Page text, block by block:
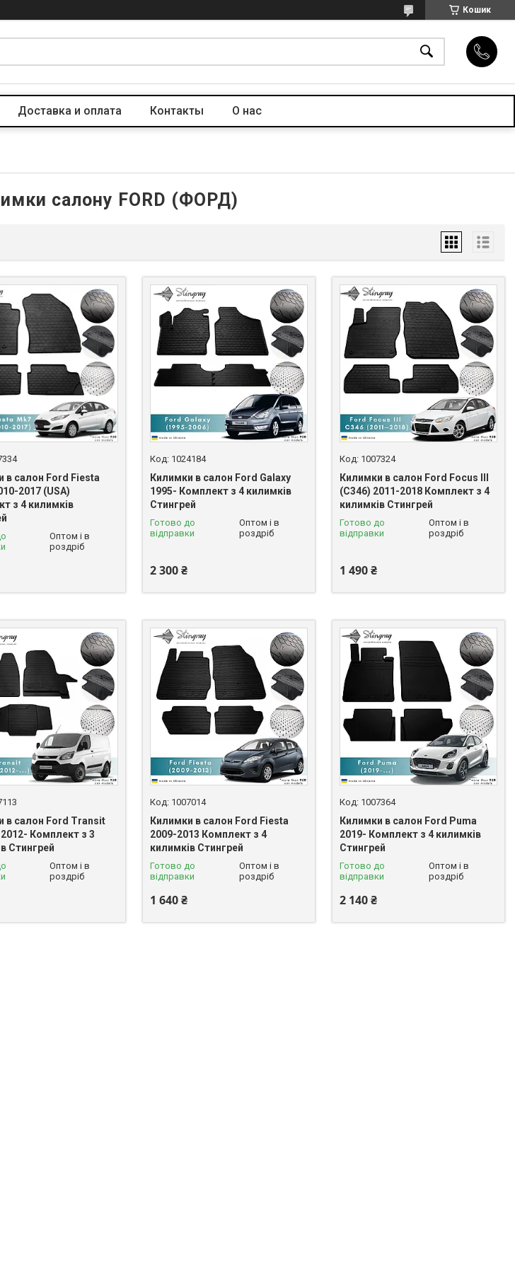
Кошик
Доставка и оплата Контакты О нас
салону FORD (ФОРД)
в салон Ford Fiesta
2017 (USA)
з 4 килимків
Оптом і в
роздріб
1024184
Килимки в салон Ford Galaxy
1995- Комплект з 4 килимків
Стингрей
Готово до
відправки
Оптом і в
роздріб
2 300 ₴
1007324
Килимки в салон Ford Focus III
(C346) 2011-2018 Комплект з 4
килимків Стингрей
Готово до
відправки
Оптом і в
роздріб
1 490 ₴
в салон Ford Transit
Комплект з 3
Стингрей
Оптом і в
роздріб
1007014
Килимки в салон Ford Fiesta
2009-2013 Комплект з 4
килимків Стингрей
Готово до
відправки
Оптом і в
роздріб
1 640 ₴
1007364
Килимки в салон Ford Puma
2019- Комплект з 4 килимків
Стингрей
Готово до
відправки
Оптом і в
роздріб
2 140 ₴